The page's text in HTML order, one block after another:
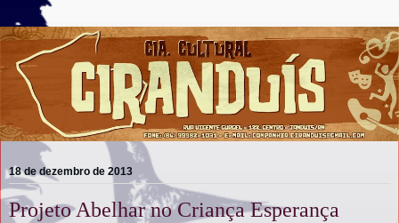
18 de dezembro de 2013
Projeto Abelhar no Criança Esperança